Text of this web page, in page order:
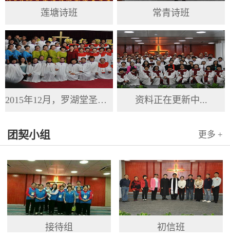
莲塘诗班 常青诗班
2015年12月，罗湖堂圣诞节 资料正在更新中...
团契小组 更多 +
接待组 初信班